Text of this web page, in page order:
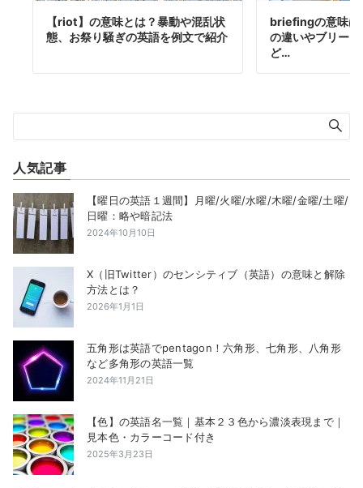
【riot】の意味とは？暴動や混乱状
態、お祭り騒ぎの英語を例文で紹介
briefingの意味は
の違いやブリー
ど…
人気記事
【曜日の英語１週間】月曜/火曜/水曜/木曜/金曜/土曜/
日曜：略や暗記法
2024年10月10日
X（旧Twitter）のセンシティブ（英語）の意味と解除
方法とは？
2026年1月1日
五角形は英語でpentagon！六角形、七角形、八角形
など多角形の英語一覧
2024年11月21日
【色】の英語名一覧｜基本２３色から濃淡表現まで｜
見本色・カラーコード付き
2025年3月23日